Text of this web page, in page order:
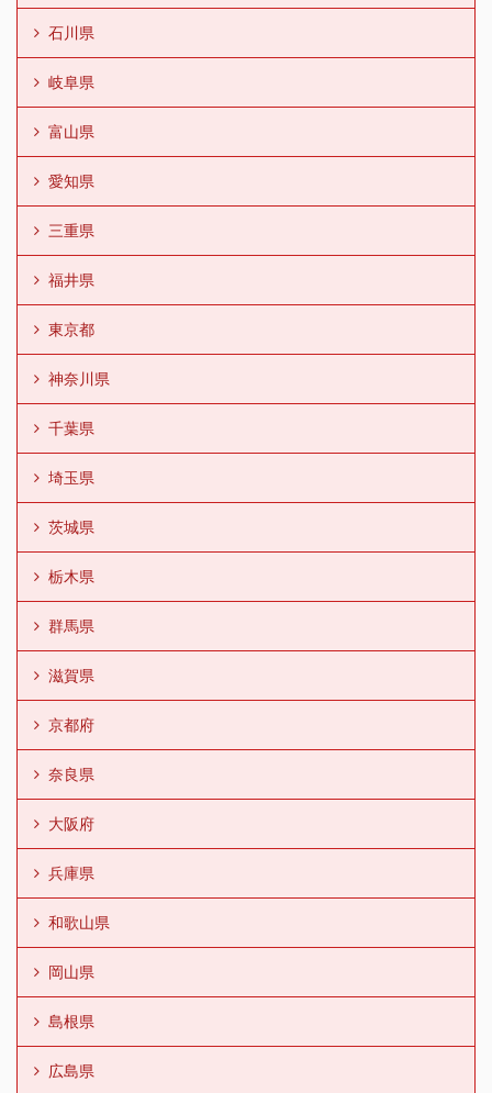
石川県
岐阜県
富山県
愛知県
三重県
福井県
東京都
神奈川県
千葉県
埼玉県
茨城県
栃木県
群馬県
滋賀県
京都府
奈良県
大阪府
兵庫県
和歌山県
岡山県
島根県
広島県